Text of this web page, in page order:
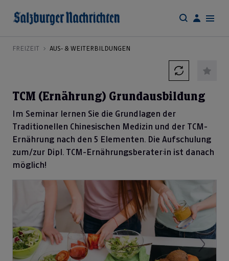
FREIZEIT AUS- & WEITERBILDUNGEN
TCM (Ernährung) Grundausbildung
Im Seminar lernen Sie die Grundlagen der
Traditionellen Chinesischen Medizin und der TCM-
Ernährung nach den 5 Elementen. Die Aufschulung
zum/zur Dipl. TCM-Ernährungsberater:in ist danach
möglich!
Previous Next